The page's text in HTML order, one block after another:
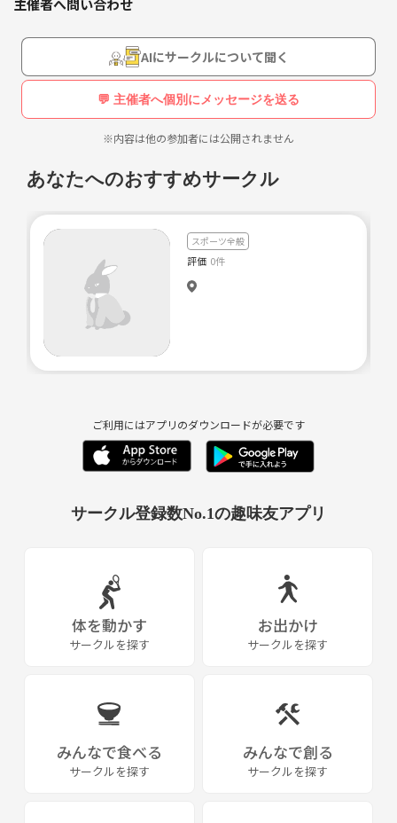
トボールのようにピボットをすることから，アメフトとバスケを掛け合
わせたようなスポーツとよく例えられます
【サークル設立の想い】
アルティメットは，ゲームを一度観たらやりたくなり，一度やったらハ
マってしまう，そんな魅力あるスポーツです。けれど，知名度が低く，
実際にプレーを観たことがある人は……，残念ながら，少ないのだと思
そんな仙台で，アルティメットの環境つくりを始めたのが2010年になっ
た頃でした。声掛けやビラ配り，ウェブサイトでの紹介などの地道な勧
＆スローしか出来なかったけど，初めの一歩に感動！）。そこから一
年，焦らず諦めずの活動が実って，頼もしい面々が揃うクラブチームが
出来上がりました！
経験者にこだわらず，逆に未経験だけど可能性がある人たちで一緒に強
くなっていけたら楽しいかな，というのが元々あって，その原石探しが
そのままチーム名にもなっています。実際に出来上がってみると，1/2
のメンバーは学生時代までにアルティメットを経験していないというビ
それでも，毎週欠かさずに取り組んできた練習の成果として，初めて臨
んだ大会（’11/06 福島）で初勝利を上げることができました！
《つなげーと上でのLINE IDの交換・聞き出す行為は禁止されています》
主催者へ問い合わせ
AIにサークルについて聞く
💬 主催者へ個別にメッセージを送る
※内容は他の参加者には公開されません
あなたへのおすすめサークル
スポーツ全般
評価 0件
ご利用にはアプリのダウンロードが必要です
サークル登録数No.1の趣味友アプリ
体を動かす
サークルを探す
お出かけ
サークルを探す
みんなで食べる
サークルを探す
みんなで創る
サークルを探す